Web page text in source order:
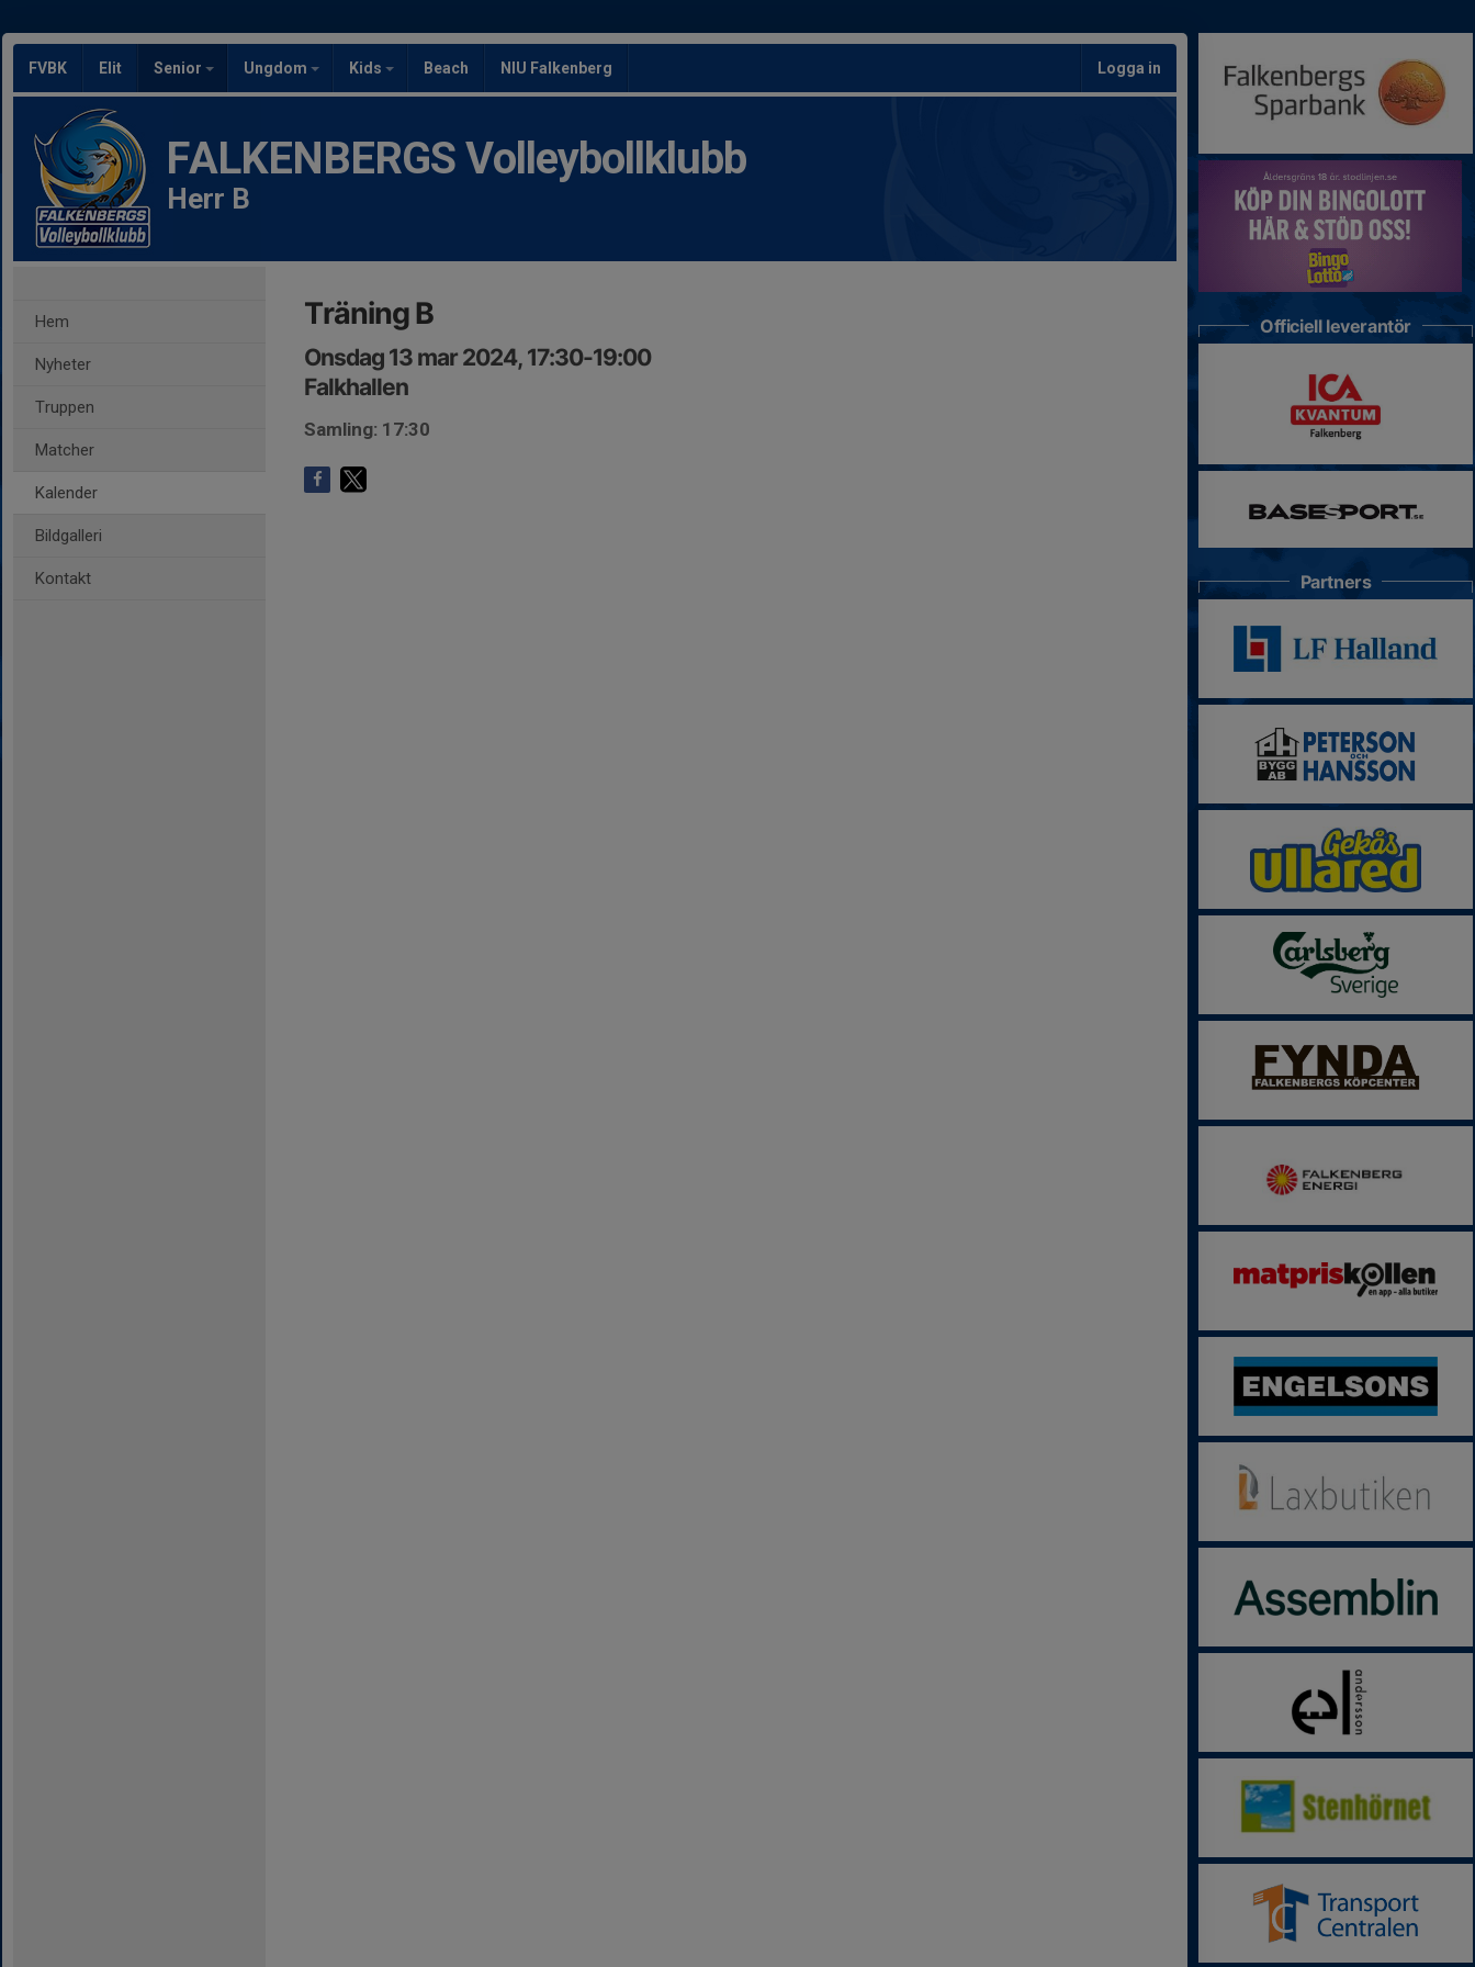
FVBK Elit Senior Ungdom Kids Beach NIU Falkenberg Logga in
FALKENBERGS Volleybollklubb
Herr B
Hem
Nyheter
Truppen
Matcher
Kalender
Bildgalleri
Kontakt
Träning B
Onsdag 13 mar 2024, 17:30-19:00
Falkhallen
Samling: 17:30
Officiell leverantör
Partners